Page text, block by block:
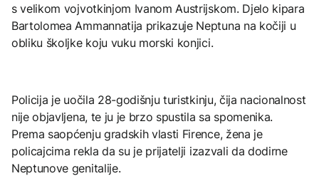
s velikom vojvotkinjom Ivanom Austrijskom. Djelo kipara
Bartolomea Ammannatija prikazuje Neptuna na kočiji u
obliku školjke koju vuku morski konjici.
Policija je uočila 28-godišnju turistkinju, čija nacionalnost
nije objavljena, te ju je brzo spustila sa spomenika.
Prema saopćenju gradskih vlasti Firence, žena je
policajcima rekla da su je prijatelji izazvali da dodirne
Neptunove genitalije.